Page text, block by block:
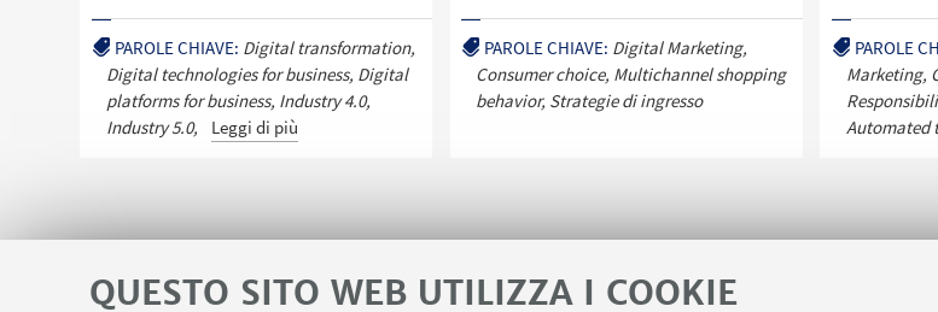
QUESTO SITO WEB UTILIZZA I COOKIE
PAROLE CHIAVE: Digital transformation,
Digital technologies for business, Digital
platforms for business, Industry 4.0,
Industry 5.0,
Leggi di più
PAROLE CHIAVE: Digital Marketing,
Consumer choice, Multichannel shopping
behavior, Strategie di ingresso
PAROLE
Marketing,
Automated